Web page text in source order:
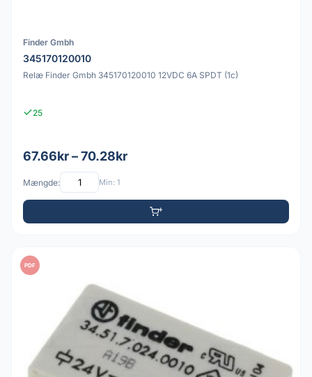
Finder Gmbh
345170120010
Relæ Finder Gmbh 345170120010 12VDC 6A SPDT (1c)
25
67.66kr – 70.28kr
Mængde: Min: 1
PDF